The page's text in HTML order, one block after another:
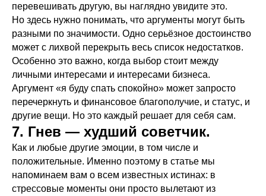
перевешивать другую, вы наглядно увидите это.
Но здесь нужно понимать, что аргументы могут быть
разными по значимости. Одно серьёзное достоинство
может с лихвой перекрыть весь список недостатков.
Особенно это важно, когда выбор стоит между
личными интересами и интересами бизнеса.
Аргумент «я буду спать спокойно» может запросто
перечеркнуть и финансовое благополучие, и статус, и
другие вещи. Но это каждый решает для себя сам.
7. Гнев — худший советчик.
Как и любые другие эмоции, в том числе и
положительные. Именно поэтому в статье мы
напоминаем вам о всем известных истинах: в
стрессовые моменты они просто вылетают из